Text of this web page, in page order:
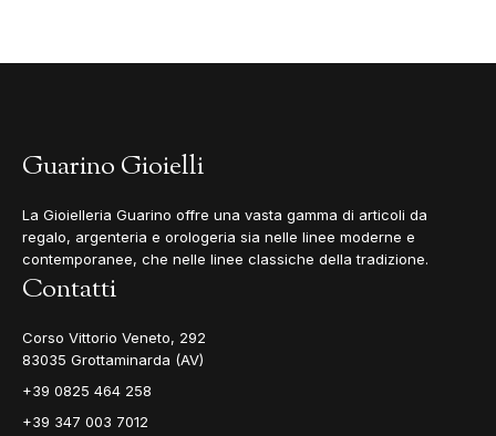
Guarino Gioielli
La Gioielleria Guarino offre una vasta gamma di articoli da
regalo, argenteria e orologeria sia nelle linee moderne e
contemporanee, che nelle linee classiche della tradizione.
Contatti
Corso Vittorio Veneto, 292
83035 Grottaminarda (AV)
+39 0825 464 258
+39 347 003 7012